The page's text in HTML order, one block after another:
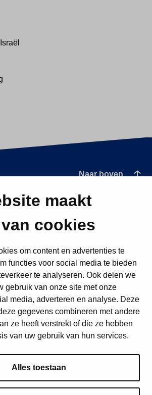
maakt
cookies
om content en advertenties te
functies voor social media te bieden
te analyseren. Ook delen we
gebruik van onze site met onze
media, adverteren en analyse. Deze
gegevens combineren met andere
ze heeft verstrekt of die ze hebben
van uw gebruik van hun services.
Alles toestaan
Naar boven